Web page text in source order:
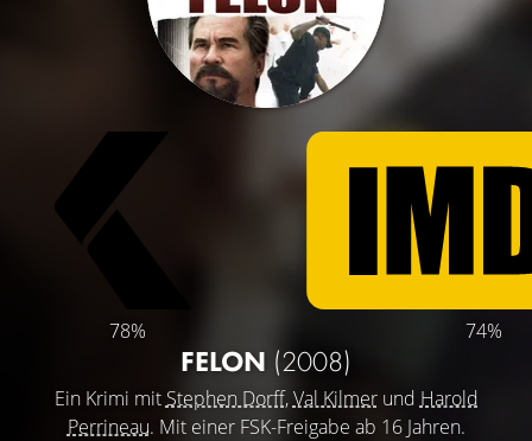
78% 74%
FELON (2008)
Ein Krimi mit Stephen Dorff,Val Kilmerund Harold
Perrineau. Mit einer FSK-Freigabe ab 16 Jahren.